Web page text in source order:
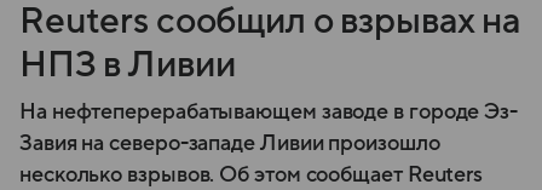
Reuters сообщил о взрывах на
НПЗ в Ливии
На нефтеперерабатывающем заводе в городе Эз-
Завия на северо-западе Ливии произошло
несколько взрывов. Об этом сообщает Reuters